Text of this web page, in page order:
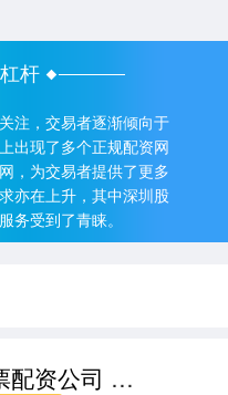
杆
注，交易者逐渐倾向于
出现了多个正规配资网
，为交易者提供了更多
亦在上升，其中深圳股
务受到了青睐。
杭州股票配资公司 九江股票配资：助您投资腾飞，轻松获利